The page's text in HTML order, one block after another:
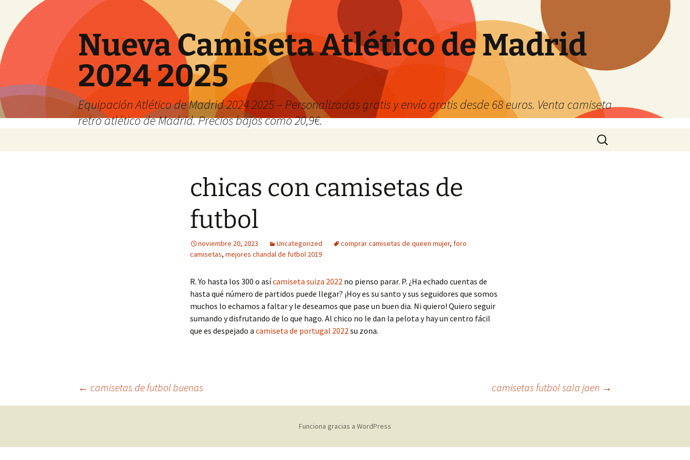
Nueva Camiseta Atlético de Madrid
2024 2025
Equipación Atlético de Madrid 2024 2025 – Personalizadas gratis y envío gratis desde 68 euros. Venta camiseta
retro atlético de Madrid. Precios bajos como 20,9€.
Buscar:
chicas con camisetas de
futbol
noviembre 20, 2023 Uncategorized comprar camisetas de queen mujer, foro
camisetas, mejores chandal de futbol 2019
R. Yo hasta los 300 o asícamiseta suiza 2022 no pienso parar. P. ¿Ha echado cuentas de
hasta qué número de partidos puede llegar? ¡Hoy es su santo y sus seguidores que somos
muchos lo echamos a faltar y le deseamos que pase un buen dia. Ni quiero! Quiero seguir
sumando y disfrutando de lo que hago. Al chico no le dan la pelota y hay un centro fácil
que es despejado a camiseta de portugal 2022su zona.
Navegación
← camisetas de futbol buenas camisetas futbol sala jaen →
Funciona gracias a WordPress